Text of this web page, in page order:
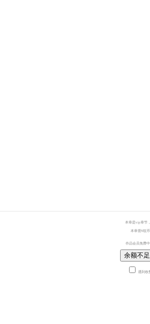
本章是vip章节
本章需9耽
作品会员免费中
余额不
遇到收